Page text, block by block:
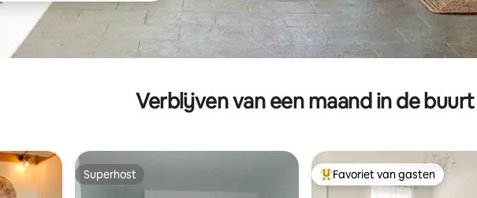
Verblijven van een maand in de buurt
Superhost
Superhost Topfavoriet van gasten
Favoriet van gasten